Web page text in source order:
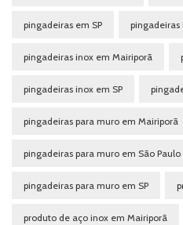
pingadeiras em SP pingadeiras
pingadeiras inox em Mairiporã
pingadeiras inox em SP
pingadeiras para muro em Mairiporã
pingadeiras para muro em São Paulo
pingadeiras para muro em SP
produto de aço inox em Mairiporã